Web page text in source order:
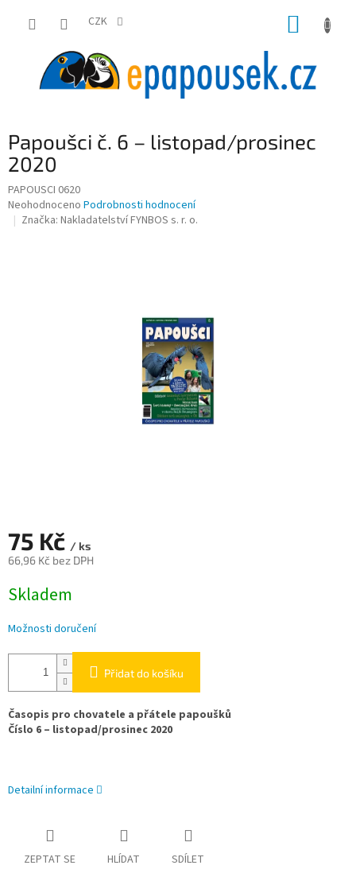
CZK
Papoušci č. 6 – listopad/prosinec
2020
PAPOUSCI 0620
Průměrné
hodnocení
Neohodnoceno Podrobnosti hodnocení
Značka: Nakladatelství FYNBOS s. r. o.
75 Kč / ks
66,96 Kč bez DPH
cena:
Skladem
Možnosti doručení
Přidat do košíku
Časopis pro chovatele a přátele papoušků
Číslo 6 – listopad/prosinec 2020
Detailní informace
ZEPTAT SE HLÍDAT SDÍLET